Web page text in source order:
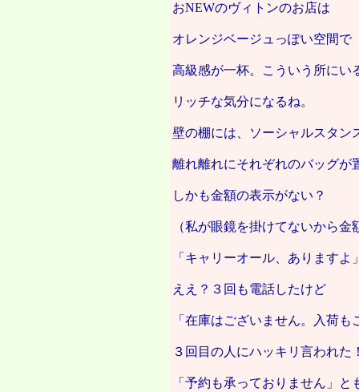
おNEWのヴィトンのお店は
オレンジベージュっぽい空間で
高級感が一杯。こういう所にい
リッチな気分になるね。
壁の棚には、ソーシャルスタン
離れ離れにそれぞれのバッグが
しかも金額の表示がない？
（私が眼鏡を掛けてないから金
「キャリーオール、ありますよ
ええ？３回も電話したけど
「在庫はございません。入荷
３回目の人にハッキリ言われた
「予約も承っておりません」と